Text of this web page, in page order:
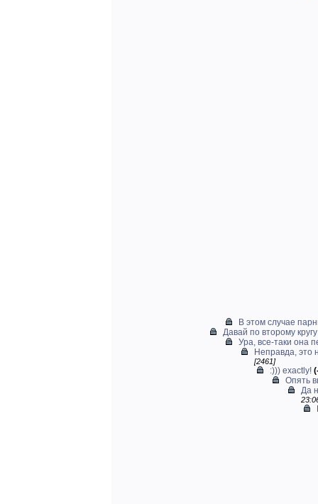
В этом случае
Давай по второму
Ура, все-таки она
Неправда, это
[2461]
:))) exactly!
Опять
Да